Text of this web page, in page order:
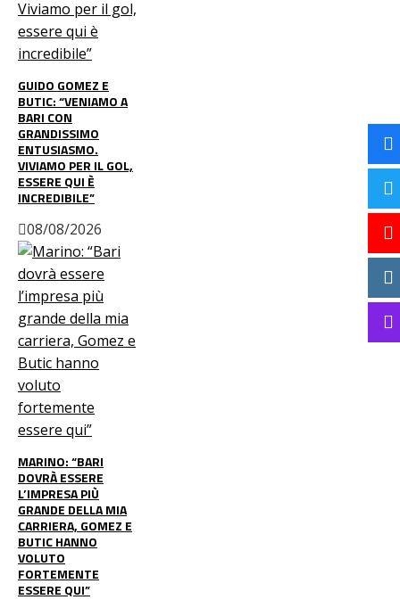
GUIDO GOMEZ E
BUTIC: “VENIAMO A
BARI CON
GRANDISSIMO
ENTUSIASMO.
VIVIAMO PER IL GOL,
ESSERE QUI È
INCREDIBILE”
08/08/2026
MARINO: “BARI
DOVRÀ ESSERE
L’IMPRESA PIÙ
GRANDE DELLA MIA
CARRIERA, GOMEZ E
BUTIC HANNO
VOLUTO
FORTEMENTE
ESSERE QUI”